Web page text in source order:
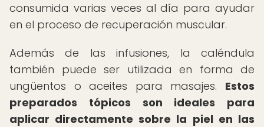
consumida varias veces al día para ayudar
en el proceso de recuperación muscular.
Además de las infusiones, la caléndula
también puede ser utilizada en forma de
ungüentos o aceites para masajes. Estos
preparados tópicos son ideales para
aplicar directamente sobre la piel en las